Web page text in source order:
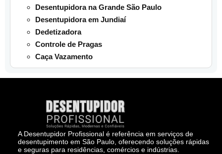
Desentupidora na Grande São Paulo
Desentupidora em Jundiaí
Dedetizadora
Controle de Pragas
Caça Vazamento
A Desentupidor Profissional é referência em serviços de
desentupimento em São Paulo, oferecendo soluções rápidas
e seguras para residências, comércios e indústrias.